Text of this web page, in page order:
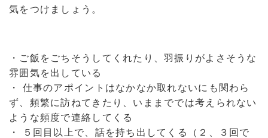
気をつけましょう。
・ご飯をごちそうしてくれたり、羽振りがよさそうな
雰囲気を出している
・ 仕事のアポイントはなかなか取れないにも関わら
ず、頻繁に訪ねてきたり、いままででは考えられない
ような頻度で連絡してくる
・ ５回目以上で、話を持ち出してくる（２、３回で